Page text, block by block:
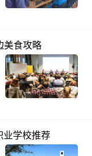
美食攻略
业学校推荐